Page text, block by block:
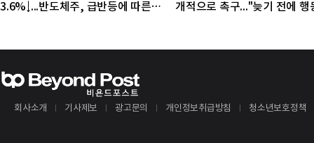
3.6%↓...반도체주, 급반등에 따른
개적으로 촉구..."늦기 전에 행
회사소개 기사제보 광고문의 개인정보취급방침 청소년보호정책